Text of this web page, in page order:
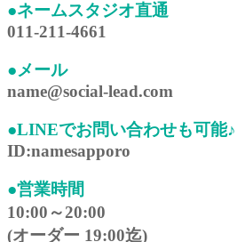
●ネームスタジオ直通
011-211-4661
●メール
name@social-lead.com
●LINEでお問い合わせも可能♪
ID:namesapporo
●営業時間
10:00～20:00
(オーダー 19:00迄)